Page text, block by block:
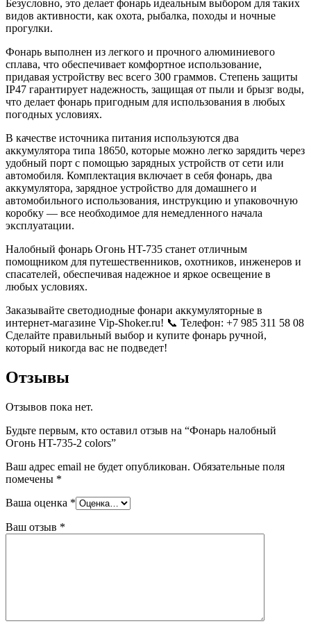
Безусловно, это делает фонарь идеальным выбором для таких
видов активности, как охота, рыбалка, походы и ночные
прогулки.
Фонарь выполнен из легкого и прочного алюминиевого
сплава, что обеспечивает комфортное использование,
придавая устройству вес всего 300 граммов. Степень защиты
IP47 гарантирует надежность, защищая от пыли и брызг воды,
что делает фонарь пригодным для использования в любых
погодных условиях.
В качестве источника питания используются два
аккумулятора типа 18650, которые можно легко зарядить через
удобный порт с помощью зарядных устройств от сети или
автомобиля. Комплектация включает в себя фонарь, два
аккумулятора, зарядное устройство для домашнего и
автомобильного использования, инструкцию и упаковочную
коробку — все необходимое для немедленного начала
эксплуатации.
Налобный фонарь Огонь HT-735 станет отличным
помощником для путешественников, охотников, инженеров и
спасателей, обеспечивая надежное и яркое освещение в
любых условиях.
Заказывайте светодиодные фонари аккумуляторные в
интернет-магазине Vip-Shoker.ru! 📞 Телефон: +7 985 311 58 08
Сделайте правильный выбор и купите фонарь ручной,
который никогда вас не подведет!
Отзывы
Отзывов пока нет.
Будьте первым, кто оставил отзыв на “Фонарь налобный
Огонь HT-735-2 colors”
Ваш адрес email не будет опубликован. Обязательные поля
помечены *
Ваша оценка *
Ваш отзыв *